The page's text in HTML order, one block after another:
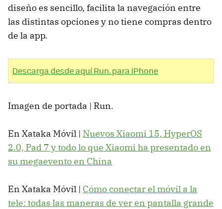
diseño es sencillo, facilita la navegación entre
las distintas opciones y no tiene compras dentro
de la app.
Descarga desde aquí Run. para iPhone
Imagen de portada | Run.
En Xataka Móvil | Nuevos Xiaomi 15, HyperOS
2.0, Pad 7 y todo lo que Xiaomi ha presentado en
su megaevento en China
En Xataka Móvil | Cómo conectar el móvil a la
tele: todas las maneras de ver en pantalla grande